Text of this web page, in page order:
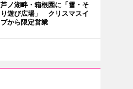
芦ノ湖畔・箱根園に「雪・そ
り遊び広場」 クリスマスイ
ブから限定営業